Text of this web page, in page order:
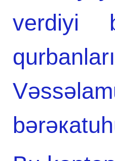
verdiyi